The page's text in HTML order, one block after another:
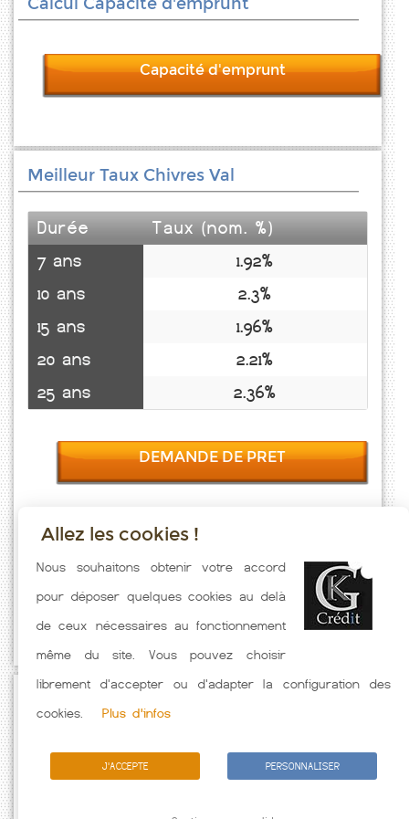
Capacité d'emprunt
Meilleur Taux Chivres Val
Durée
Taux (nom. %)
7 ans
1.92%
10 ans
2.3%
15 ans
1.96%
20 ans
2.21%
25 ans
2.36%
DEMANDE DE PRET
Taux emprunt actualisés (Chivres Val) toutes les semaines. Taux
Immobilier pratiqués par nos partenaires bancaires. Meilleur Taux
hors assurance. Taux crédit immobilier indicatif fonction des
caractéristiques de l'emprunteur.
Allez les cookies !
Nous souhaitons obtenir votre accord
pour déposer quelques cookies au delà
de ceux nécessaires au fonctionnement
même du site. Vous pouvez choisir
librement d'accepter ou d'adapter la configuration des
cookies.
Plus d'infos
J'ACCEPTE PERSONNALISER